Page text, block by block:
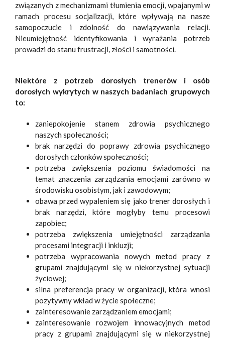
związanych z mechanizmami tłumienia emocji, wpajanymi w
ramach procesu socjalizacji, które wpływają na nasze
samopoczucie i zdolność do nawiązywania relacji.
Nieumiejętność identyfikowania i wyrażania potrzeb
prowadzi do stanu frustracji, złości i samotności.
Niektóre z potrzeb dorosłych trenerów i osób
dorosłych wykrytych w naszych badaniach grupowych
to:
zaniepokojenie stanem zdrowia psychicznego
naszych społeczności;
brak narzędzi do poprawy zdrowia psychicznego
dorosłych członków społeczności;
potrzeba zwiększenia poziomu świadomości na
temat znaczenia zarządzania emocjami zarówno w
środowisku osobistym, jak i zawodowym;
obawa przed wypaleniem się jako trener dorosłych i
brak narzędzi, które mogłyby temu procesowi
zapobiec;
potrzeba zwiększenia umiejętności zarządzania
procesami integracji i inkluzji;
potrzeba wypracowania nowych metod pracy z
grupami znajdującymi się w niekorzystnej sytuacji
życiowej;
silna preferencja pracy w organizacji, która wnosi
pozytywny wkład w życie społeczne;
zainteresowanie zarządzaniem emocjami;
zainteresowanie rozwojem innowacyjnych metod
pracy z grupami znajdującymi się w niekorzystnej